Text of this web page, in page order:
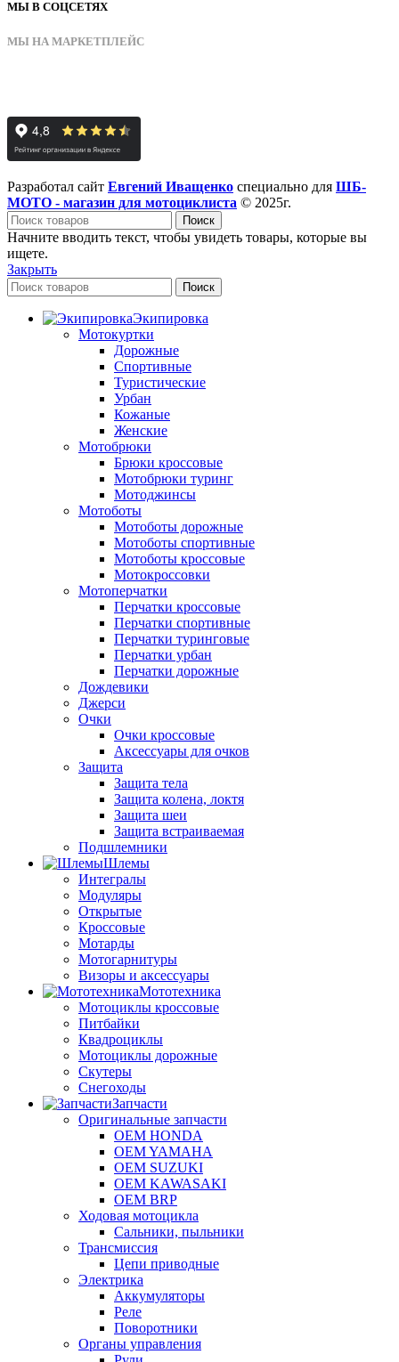
МЫ В СОЦСЕТЯХ
МЫ НА МАРКЕТПЛЕЙС
Разработал сайт Евгений Иващенко специально для ШБ-
МОТО - магазин для мотоциклиста © 2025г.
Поиск
Начните вводить текст, чтобы увидеть товары, которые вы
ищете.
Закрыть
Поиск
Экипировка
Мотокуртки
Дорожные
Спортивные
Туристические
Урбан
Кожаные
Женские
Мотобрюки
Брюки кроссовые
Мотобрюки туринг
Мотоджинсы
Мотоботы
Мотоботы дорожные
Мотоботы спортивные
Мотоботы кроссовые
Мотокроссовки
Мотоперчатки
Перчатки кроссовые
Перчатки спортивные
Перчатки туринговые
Перчатки урбан
Перчатки дорожные
Дождевики
Джерси
Очки
Очки кроссовые
Аксессуары для очков
Защита
Защита тела
Защита колена, локтя
Защита шеи
Защита встраиваемая
Подшлемники
Шлемы
Интегралы
Модуляры
Открытые
Кроссовые
Мотарды
Мотогарнитуры
Визоры и аксессуары
Мототехника
Мотоциклы кроссовые
Питбайки
Квадроциклы
Мотоциклы дорожные
Скутеры
Снегоходы
Запчасти
Оригинальные запчасти
OEM HONDA
OEM YAMAHA
OEM SUZUKI
OEM KAWASAKI
OEM BRP
Ходовая мотоцикла
Сальники, пыльники
Трансмиссия
Цепи приводные
Электрика
Аккумуляторы
Реле
Поворотники
Органы управления